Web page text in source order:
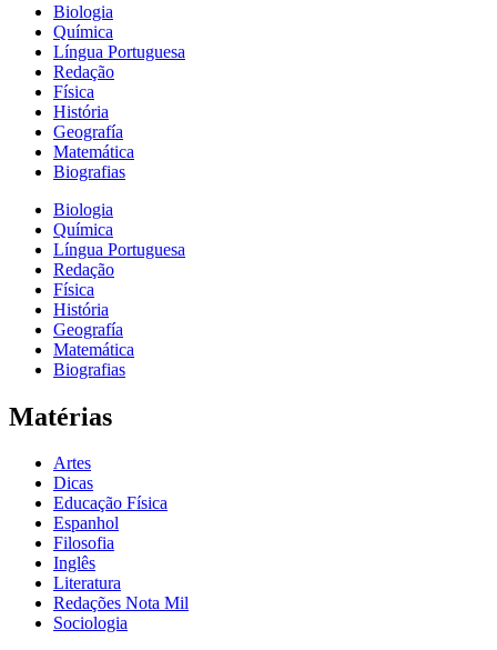
Biologia
Química
Língua Portuguesa
Redação
Física
História
Geografía
Matemática
Biografias
Biologia
Química
Língua Portuguesa
Redação
Física
História
Geografía
Matemática
Biografias
Matérias
Artes
Dicas
Educação Física
Espanhol
Filosofia
Inglês
Literatura
Redações Nota Mil
Sociologia